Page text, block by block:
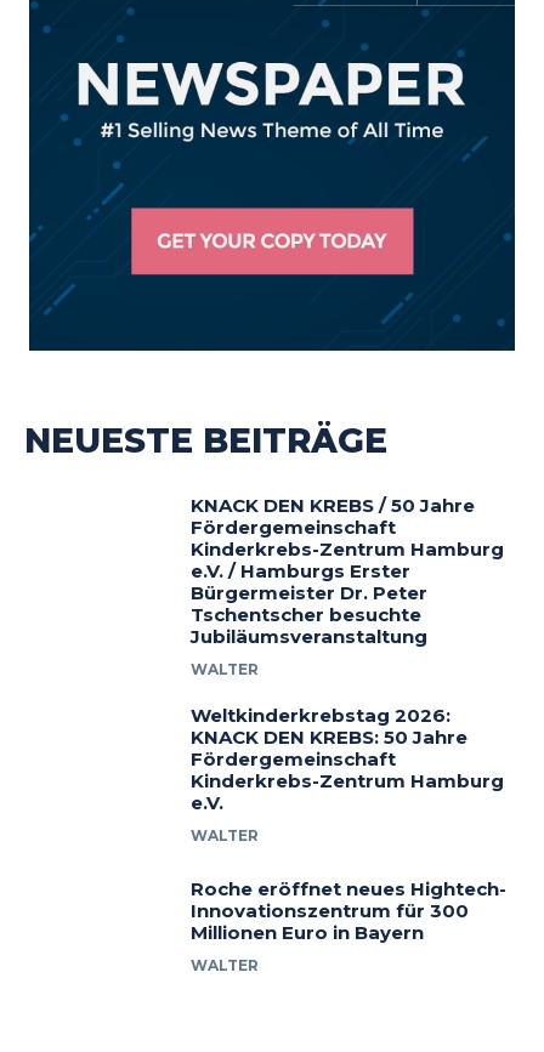
NEUESTE BEITRÄGE
KNACK DEN KREBS / 50 Jahre
Fördergemeinschaft
Kinderkrebs-Zentrum Hamburg
e.V. / Hamburgs Erster
Bürgermeister Dr. Peter
Tschentscher besuchte
Jubiläumsveranstaltung
WALTER
Weltkinderkrebstag 2026:
KNACK DEN KREBS: 50 Jahre
Fördergemeinschaft
Kinderkrebs-Zentrum Hamburg
e.V.
WALTER
Roche eröffnet neues Hightech-
Innovationszentrum für 300
Millionen Euro in Bayern
WALTER